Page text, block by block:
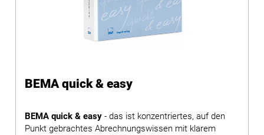
BEMA quick & easy
BEMA quick & easy - das ist konzentriertes, auf den
Punkt gebrachtes Abrechnungswissen mit klarem